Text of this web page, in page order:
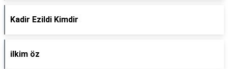
Kadir Ezildi Kimdir
ilkim öz